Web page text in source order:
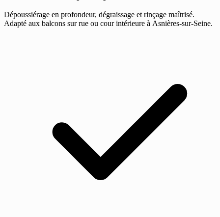
Dépoussiérage en profondeur, dégraissage et rinçage maîtrisé.
Adapté aux balcons sur rue ou cour intérieure à Asnières-sur-Seine.